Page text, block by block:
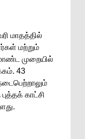
மாதத்தில்
மற்றும்
முறையில்
43
காட்சி